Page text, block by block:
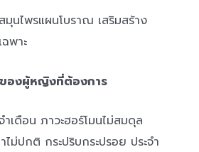
นไพรแผนโบราณ เสริมสร้าง
พาะ
องผู้หญิงที่ต้องการ
ำเดือน ภาวะฮอร์โมนไม่สมดุล
ไม่ปกติ กระปริบกระปรอย ประจำ